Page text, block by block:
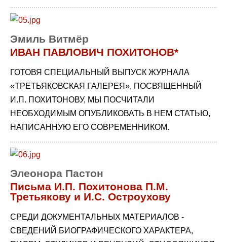
Эмиль Витмёр
ИВАН ПАВЛОВИЧ ПОХИТОНОВ*
ГОТОВЯ СПЕЦИАЛЬНЫЙ ВЫПУСК ЖУРНАЛА
«ТРЕТЬЯКОВСКАЯ ГАЛЕРЕЯ», ПОСВЯЩЕННЫЙ
И.П. ПОХИТОНОВУ, МЫ ПОСЧИТАЛИ
НЕОБХОДИМЫМ ОПУБЛИКОВАТЬ В НЕМ СТАТЬЮ,
НАПИСАННУЮ ЕГО СОВРЕМЕННИКОМ.
Элеонора Пастон
Письма И.П. Похитонова П.М.
Третьякову и И.С. Остроухову
СРЕДИ ДОКУМЕНТАЛЬНЫХ МАТЕРИАЛОВ -
СВЕДЕНИЙ БИОГРАФИЧЕСКОГО ХАРАКТЕРА,